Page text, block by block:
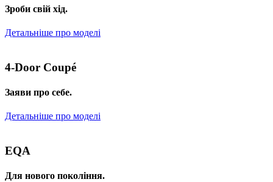
Зроби свій хід.
Детальніше про моделі
4-Door Coupé
Заяви про себе.
Детальніше про моделі
EQA
Для нового покоління.